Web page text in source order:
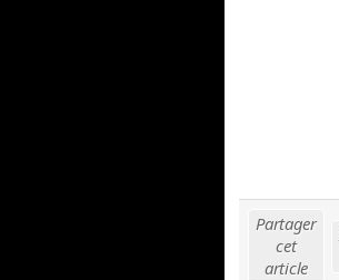
Partager
cet
article